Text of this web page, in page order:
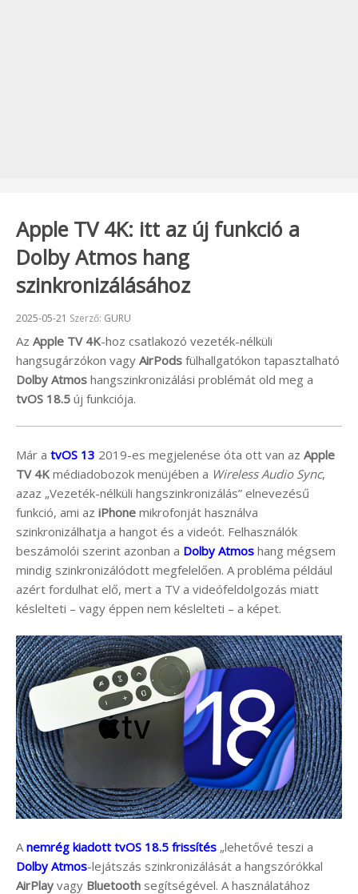
Apple TV 4K: itt az új funkció a
Dolby Atmos hang
szinkronizálásához
Beküldve:
2025-05-21 Szerző: GURU
Az Apple TV 4K-hoz csatlakozó vezeték-nélküli
hangsugárzókon vagy AirPods fülhallgatókon tapasztalható
Dolby Atmos hangszinkronizálási problémát old meg a
tvOS 18.5 új funkciója.
Már a tvOS 13 2019-es megjelenése óta ott van az Apple
TV 4K médiadobozok menüjében a Wireless Audio Sync,
azaz „Vezeték-nélküli hangszinkronizálás” elnevezésű
funkció, ami az iPhone mikrofonját használva
szinkronizálhatja a hangot és a videót. Felhasználók
beszámolói szerint azonban a Dolby Atmos hang mégsem
mindig szinkronizálódott megfelelően. A probléma például
azért fordulhat elő, mert a TV a videófeldolgozás miatt
késlelteti – vagy éppen nem késlelteti – a képet.
A nemrég kiadott tvOS 18.5 frissítés „lehetővé teszi a
Dolby Atmos-lejátszás szinkronizálását a hangszórókkal
AirPlay vagy Bluetooth segítségével. A használatához